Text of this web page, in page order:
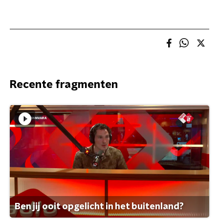
Recente fragmenten
Ben jij ooit opgelicht in het buitenland?